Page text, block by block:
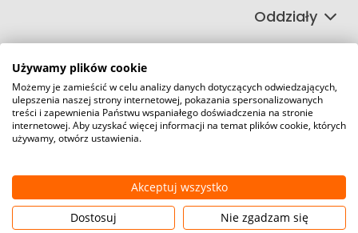
Oddziały
©2026 Wszelkie Prawa Zastrzeżone | FIRETECH Stacjonarny i
internetowy sklep przeciwpożarowy
Szablon Master by
Pokaż pełną wersję strony
Używamy plików cookie
Możemy je zamieścić w celu analizy danych dotyczących odwiedzających,
ulepszenia naszej strony internetowej, pokazania spersonalizowanych
treści i zapewnienia Państwu wspaniałego doświadczenia na stronie
internetowej. Aby uzyskać więcej informacji na temat plików cookie, których
używamy, otwórz ustawienia.
Akceptuj wszystko
Dostosuj
Nie zgadzam się